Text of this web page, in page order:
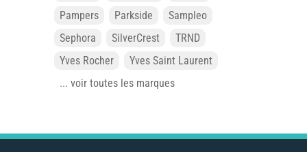
Pampers
Parkside
Sampleo
Sephora
SilverCrest
TRND
Yves Rocher
Yves Saint Laurent
... voir toutes les marques